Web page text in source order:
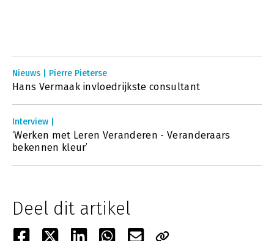
Nieuws | Pierre Pieterse
Hans Vermaak invloedrijkste consultant
Interview |
‘Werken met Leren Veranderen - Veranderaars
bekennen kleur’
Deel dit artikel